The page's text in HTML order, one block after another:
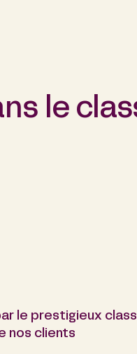
le
le prestigieux
nos clients